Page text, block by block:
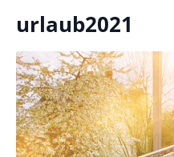
urlaub2021